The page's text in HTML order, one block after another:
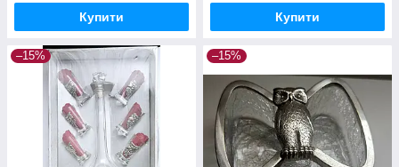
Купити Купити
–15% –15%